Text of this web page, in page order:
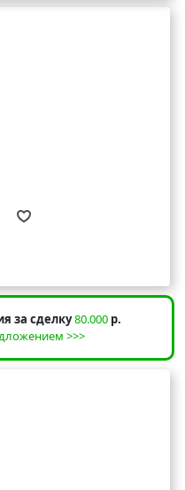
за сделку80.000 р.
>>>